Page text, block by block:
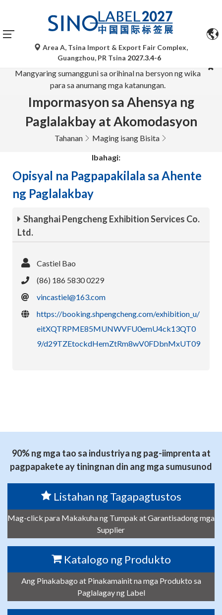
Ang mga awtomatikong pagsasalin ng Google Translate ay
para lamang sa sanggunian at maaaring hindi tumpak.
Mangyaring sumangguni sa orihinal na bersyon ng wika
para sa anumang mga katanungan.
Area A, Tsina Import & Export Fair Complex,
Guangzhou, PR Tsina 2027.3.4-6
Impormasyon sa Ahensya ng
Paglalakbay at Akomodasyon
Tahanan Maging isang Bisita
Ibahagi:
Opisyal na Pagpapakilala sa Ahente
ng Paglalakbay
Shanghai Pengcheng Exhibition Services Co.
Ltd.
Castiel Bao
(86) 186 5830 0229
vincastiel@163.com
https://booking.shpengcheng.com/exhibition_u/
eitXQTRPME85MUNWVFU0emU4ck13QT0
9/d29TZEtockdHemZtRm8wV0FDbnMxUT09
90% ng mga tao sa industriya ng pag-iimprenta at
pagpapakete ay tiningnan din ang mga sumusunod
Listahan ng Tagapagtustos
Mag-click para Makakuha ng Tumpak at Garantisadong mga
Supplier
Katalogo ng Produkto
Ang Pinakabago at Pinakamainit na mga Produkto sa
Paglalagay ng Label